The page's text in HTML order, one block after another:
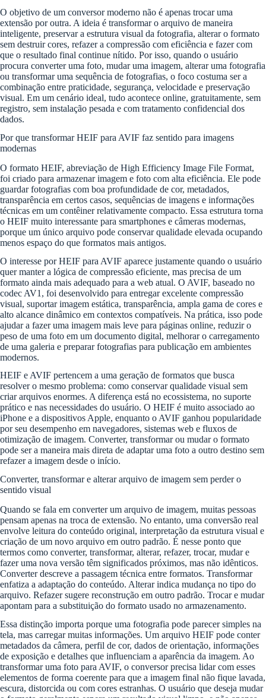
O objetivo de um conversor moderno não é apenas trocar uma
extensão por outra. A ideia é transformar o arquivo de maneira
inteligente, preservar a estrutura visual da fotografia, alterar o formato
sem destruir cores, refazer a compressão com eficiência e fazer com
que o resultado final continue nítido. Por isso, quando o usuário
procura converter uma foto, mudar uma imagem, alterar uma fotografia
ou transformar uma sequência de fotografias, o foco costuma ser a
combinação entre praticidade, segurança, velocidade e preservação
visual. Em um cenário ideal, tudo acontece online, gratuitamente, sem
registro, sem instalação pesada e com tratamento confidencial dos
dados.
Por que transformar HEIF para AVIF faz sentido para imagens
modernas
O formato HEIF, abreviação de High Efficiency Image File Format,
foi criado para armazenar imagem e foto com alta eficiência. Ele pode
guardar fotografias com boa profundidade de cor, metadados,
transparência em certos casos, sequências de imagens e informações
técnicas em um contêiner relativamente compacto. Essa estrutura torna
o HEIF muito interessante para smartphones e câmeras modernas,
porque um único arquivo pode conservar qualidade elevada ocupando
menos espaço do que formatos mais antigos.
O interesse por HEIF para AVIF aparece justamente quando o usuário
quer manter a lógica de compressão eficiente, mas precisa de um
formato ainda mais adequado para a web atual. O AVIF, baseado no
codec AV1, foi desenvolvido para entregar excelente compressão
visual, suportar imagem estática, transparência, ampla gama de cores e
alto alcance dinâmico em contextos compatíveis. Na prática, isso pode
ajudar a fazer uma imagem mais leve para páginas online, reduzir o
peso de uma foto em um documento digital, melhorar o carregamento
de uma galeria e preparar fotografias para publicação em ambientes
modernos.
HEIF e AVIF pertencem a uma geração de formatos que busca
resolver o mesmo problema: como conservar qualidade visual sem
criar arquivos enormes. A diferença está no ecossistema, no suporte
prático e nas necessidades do usuário. O HEIF é muito associado ao
iPhone e a dispositivos Apple, enquanto o AVIF ganhou popularidade
por seu desempenho em navegadores, sistemas web e fluxos de
otimização de imagem. Converter, transformar ou mudar o formato
pode ser a maneira mais direta de adaptar uma foto a outro destino sem
refazer a imagem desde o início.
Converter, transformar e alterar arquivo de imagem sem perder o
sentido visual
Quando se fala em converter um arquivo de imagem, muitas pessoas
pensam apenas na troca de extensão. No entanto, uma conversão real
envolve leitura do conteúdo original, interpretação da estrutura visual e
criação de um novo arquivo em outro padrão. É nesse ponto que
termos como converter, transformar, alterar, refazer, trocar, mudar e
fazer uma nova versão têm significados próximos, mas não idênticos.
Converter descreve a passagem técnica entre formatos. Transformar
enfatiza a adaptação do conteúdo. Alterar indica mudança no tipo do
arquivo. Refazer sugere reconstrução em outro padrão. Trocar e mudar
apontam para a substituição do formato usado no armazenamento.
Essa distinção importa porque uma fotografia pode parecer simples na
tela, mas carregar muitas informações. Um arquivo HEIF pode conter
metadados da câmera, perfil de cor, dados de orientação, informações
de exposição e detalhes que influenciam a aparência da imagem. Ao
transformar uma foto para AVIF, o conversor precisa lidar com esses
elementos de forma coerente para que a imagem final não fique lavada,
escura, distorcida ou com cores estranhas. O usuário que deseja mudar